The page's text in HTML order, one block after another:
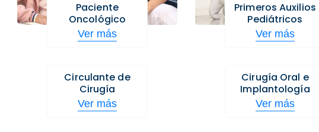
Paciente
Oncológico
Ver más
Primeros Auxilios
Pediátricos
Ver más
Circulante de
Cirugía
Ver más
Cirugía Oral e
Implantología
Ver más